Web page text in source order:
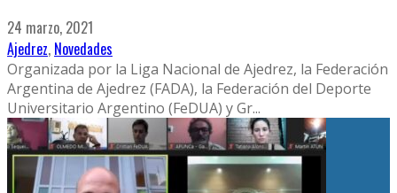
24 marzo, 2021
Ajedrez, Novedades
Organizada por la Liga Nacional de Ajedrez, la Federación
Argentina de Ajedrez (FADA), la Federación del Deporte
Universitario Argentino (FeDUA) y Gr...